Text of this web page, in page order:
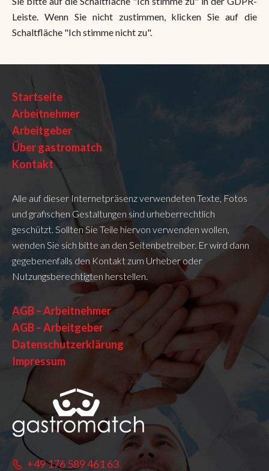
Leiste. Wenn Sie nicht zustimmen, klicken Sie auf die
Schaltfläche "Ich stimme nicht zu".
Startseite
Arbeitnehmer
Arbeitgeber
Über gastromatch
Kontakt
Alle auf dieser Internetpräsenz verwendeten Texte, Fotos
und grafischen Gestaltungen sind urheberrechtlich
geschützt. Sollten Sie Teile hiervon verwenden wollen,
wenden Sie sich bitte an den Seitenbetreiber. Er wird dann
gegebenenfalls den Kontakt zum Urheber oder
Nutzungsberechtigten herstellen.
AGB – Arbeitnehmer
AGB – Arbeitgeber
Datenschutzerklärung
Impressum
+49 176 589 461 63